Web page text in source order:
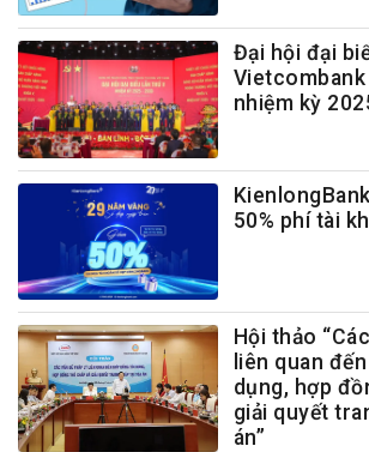
Đại hội đại
Vietcombank
nhiệm kỳ
50% phí tài
Hội thảo
liên quan
dụng, hợp
giải quyết
án”